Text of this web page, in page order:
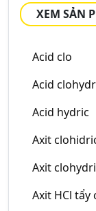
XEM SẢN
Acid clo
Acid
Acid hydric
Axit
Axit
Axit HCl tẩy